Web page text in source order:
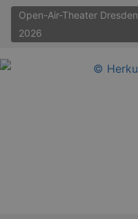
Open-Air-Theater Dresden
2026